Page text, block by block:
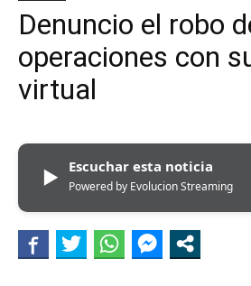
Denuncio el robo
operaciones con
virtual
▶ Escuchar esta noticia
Powered by Evolucion Streaming